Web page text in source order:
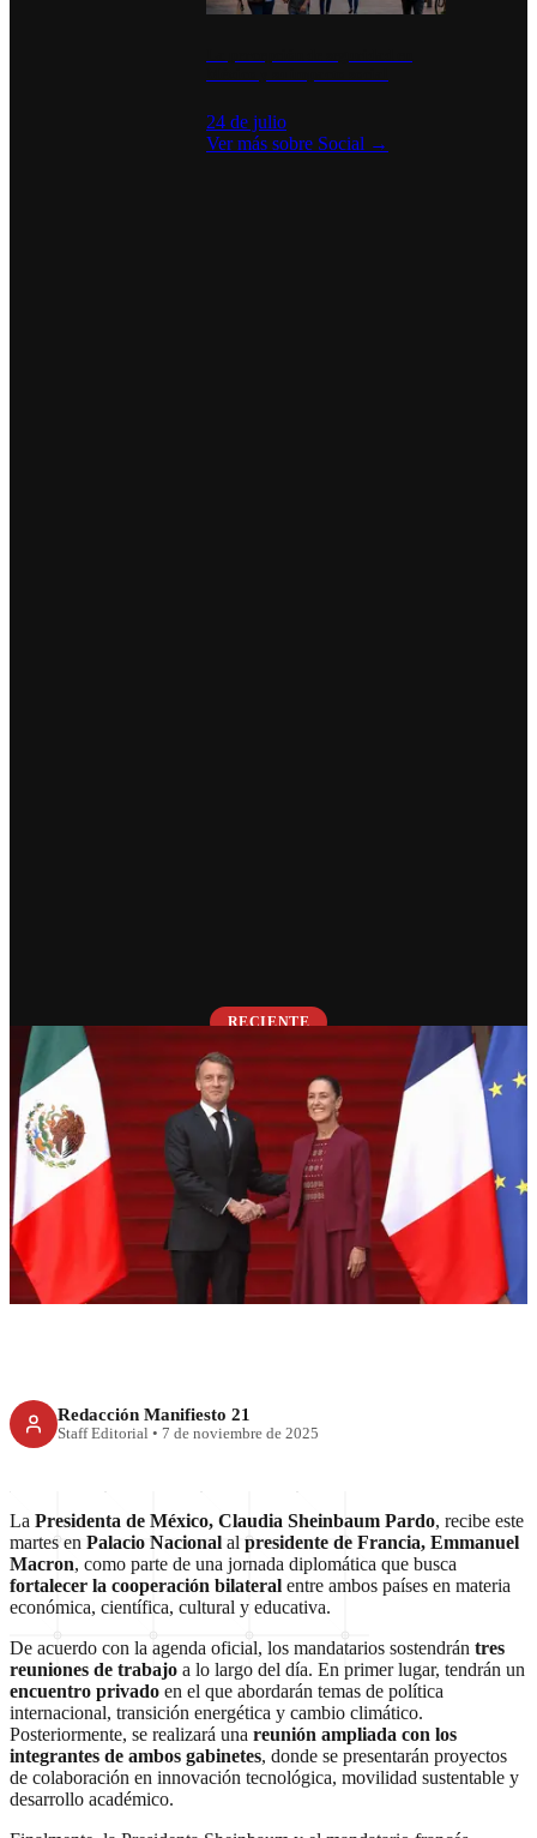
24 de julio
Ver más sobre Social →
RECIENTE
Encuentro México–Francia:
Sheinbaum y Macron
sostendrán reuniones en
Palacio Nacional
Redacción Manifiesto 21
Staff Editorial • 7 de noviembre de 2025
La Presidenta de México, Claudia Sheinbaum Pardo, recibe este
martes en Palacio Nacional al presidente de Francia, Emmanuel
Macron, como parte de una jornada diplomática que busca
fortalecer la cooperación bilateral entre ambos países en materia
económica, científica, cultural y educativa.
De acuerdo con la agenda oficial, los mandatarios sostendrán tres
reuniones de trabajo a lo largo del día. En primer lugar, tendrán un
encuentro privado en el que abordarán temas de política
internacional, transición energética y cambio climático.
Posteriormente, se realizará una reunión ampliada con los
integrantes de ambos gabinetes, donde se presentarán proyectos
de colaboración en innovación tecnológica, movilidad sustentable y
desarrollo académico.